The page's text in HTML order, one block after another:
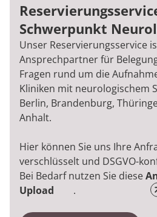
Schwerpunkt
Unser Reservierungsservice
Ansprechpartner für
Fragen rund um die
Kliniken mit neurologischem
Berlin, Brandenburg,
Anhalt.
Hier können Sie uns Ihre
verschlüsselt und DSGVO-
Bei Bedarf nutzen Sie diese
Upload
.